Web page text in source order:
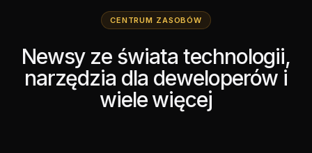
CENTRUM ZASOBÓW
Newsy ze świata technologii,
narzędzia dla deweloperów i
wiele więcej